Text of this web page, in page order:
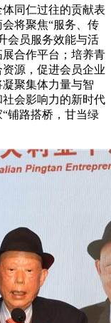
同仁过往的贡献表
将聚焦“服务、传
会员服务效能与活
合作平台；培养青
源，促进会员企业
聚集体力量与智
会影响力的新时代
铺路搭桥，甘当绿